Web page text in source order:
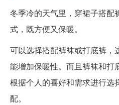
冬季冷的天气里，穿裙子搭配
式，既方便又保暖。
可以选择搭配裤袜或打底裤，
能增加保暖性。而且裤袜和打
根据个人的喜好和需求进行选
配。